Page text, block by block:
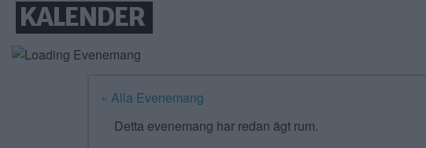
KALENDER
« Alla Evenemang
Detta evenemang har redan ägt rum.